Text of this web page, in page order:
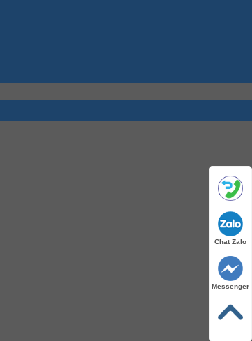
Chat Zalo
Messenger